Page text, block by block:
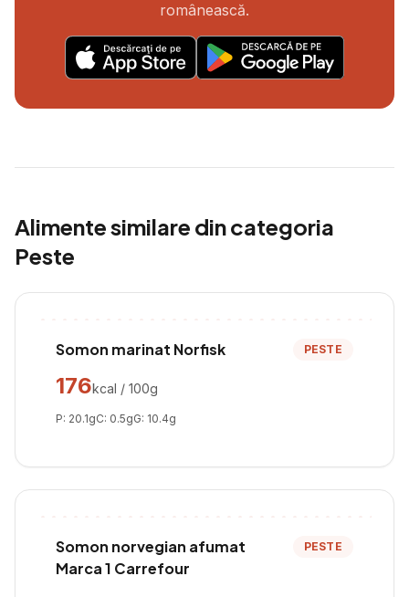
românească.
Alimente similare din categoria
Peste
Somon marinat Norfisk PESTE
176kcal / 100g
P: 20.1gC: 0.5gG: 10.4g
Somon norvegian afumat
Marca 1 Carrefour
PESTE